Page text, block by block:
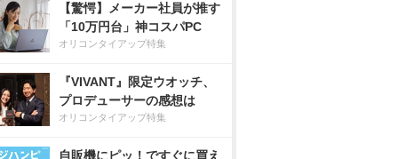
【驚愕】メーカー社員が推す
「10万円台」神コスパPC
オリコンタイアップ特集
『VIVANT』限定ウオッチ、
プロデューサーの感想は
オリコンタイアップ特集
自販機にピッ！ですぐに買え